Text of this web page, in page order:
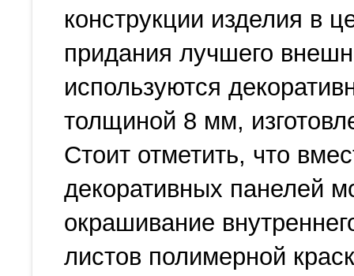
конструкции изделия в
придания лучшего
используются
толщиной 8 мм,
Стоит отметить, что
декоративных панелей
окрашивание
листов полимерной